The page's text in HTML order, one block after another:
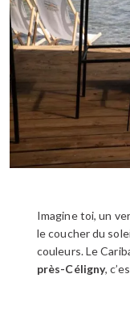
Imagine toi, un
le coucher du
couleurs. Le
près-Céligny,